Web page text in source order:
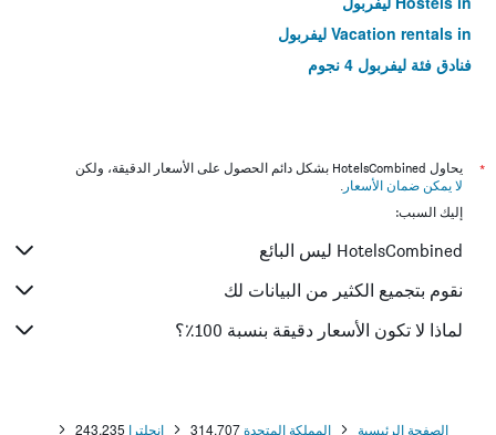
Vacation rentals in ليفربول
فنادق فئة ليفربول 4 نجوم
*
يحاول HotelsCombined بشكل دائم الحصول على الأسعار الدقيقة، ولكن
لا يمكن ضمان الأسعار .
إليك السبب:
HotelsCombined ليس البائع
نقوم بتجميع الكثير من البيانات لك
لماذا لا تكون الأسعار دقيقة بنسبة 100٪؟
الصفحة الرئيسية المملكة المتحدة 314,707 إنجلترا 243,235